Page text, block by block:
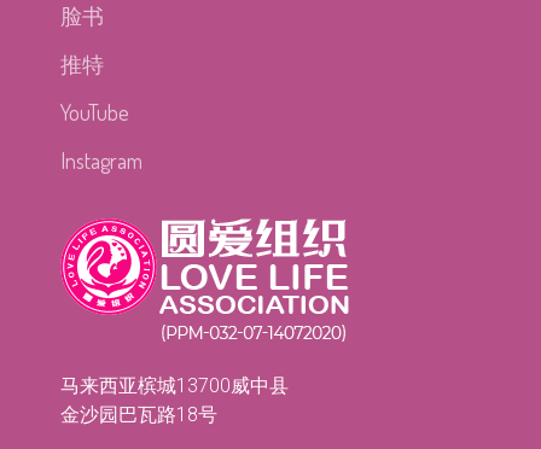
脸书
推特
YouTube
Instagram
马来西亚槟城13700威中县
金沙园巴瓦路18号